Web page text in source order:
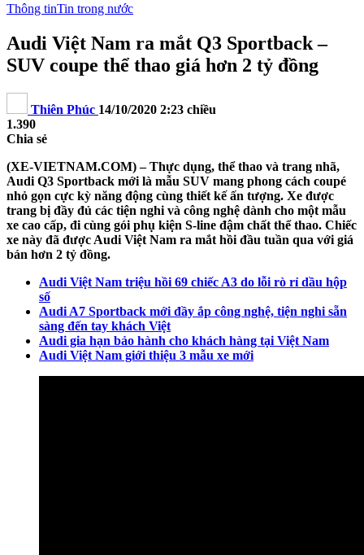
Thông tinTin trong nước
Audi Việt Nam ra mắt Q3 Sportback –
SUV coupe thể thao giá hơn 2 tỷ đồng
Thiên Phúc 14/10/2020 2:23 chiều
1.390
Chia sẻ
(XE-VIETNAM.COM) – Thực dụng, thể thao và trang nhã,
Audi Q3 Sportback mới là mẫu SUV mang phong cách coupé
nhỏ gọn cực kỳ năng động cùng thiết kế ấn tượng. Xe được
trang bị đầy đủ các tiện nghi và công nghệ dành cho một mẫu
xe cao cấp, đi cùng gói phụ kiện S-line đậm chất thể thao. Chiếc
xe này đã được Audi Việt Nam ra mắt hồi đầu tuần qua với giá
bán hơn 2 tỷ đồng.
Audi Việt Nam triệu hồi 69 chiếc A3 do lỗi rò rỉ dầu hộp
số
Audi A7 Sportback mới đầy ắp công nghệ, tiện nghi sẵn
sàng đến tay khách Việt
Audi gia hạn bảo hành cho khách hàng tại Việt Nam
Audi Việt Nam giới thiệu 3 mẫu xe mới